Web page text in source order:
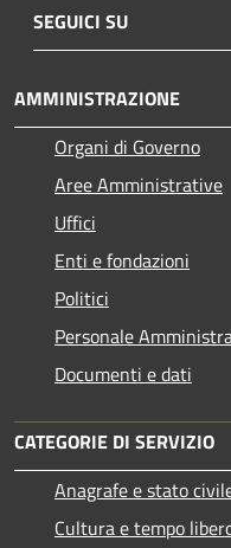
SEGUICI SU
AMMINISTRAZIONE
Organi di Governo
Aree Amministrative
Uffici
Enti e fondazioni
Politici
Personale
Documenti e dati
CATEGORIE DI SERVIZIO
Anagrafe e stato
Cultura e tempo